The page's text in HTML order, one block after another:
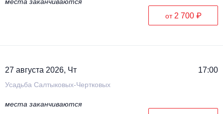
от 2 700 ₽
27 августа 2026, Чт 17:00
Усадьба Салтыковых-Чертковых
места заканчиваются